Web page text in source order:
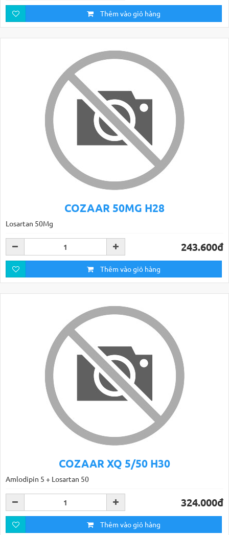
Thêm vào giỏ hàng
COZAAR 50MG H28
Losartan 50Mg
243.600đ
Thêm vào giỏ hàng
COZAAR XQ 5/50 H30
Amlodipin 5 + Losartan 50
324.000đ
Thêm vào giỏ hàng